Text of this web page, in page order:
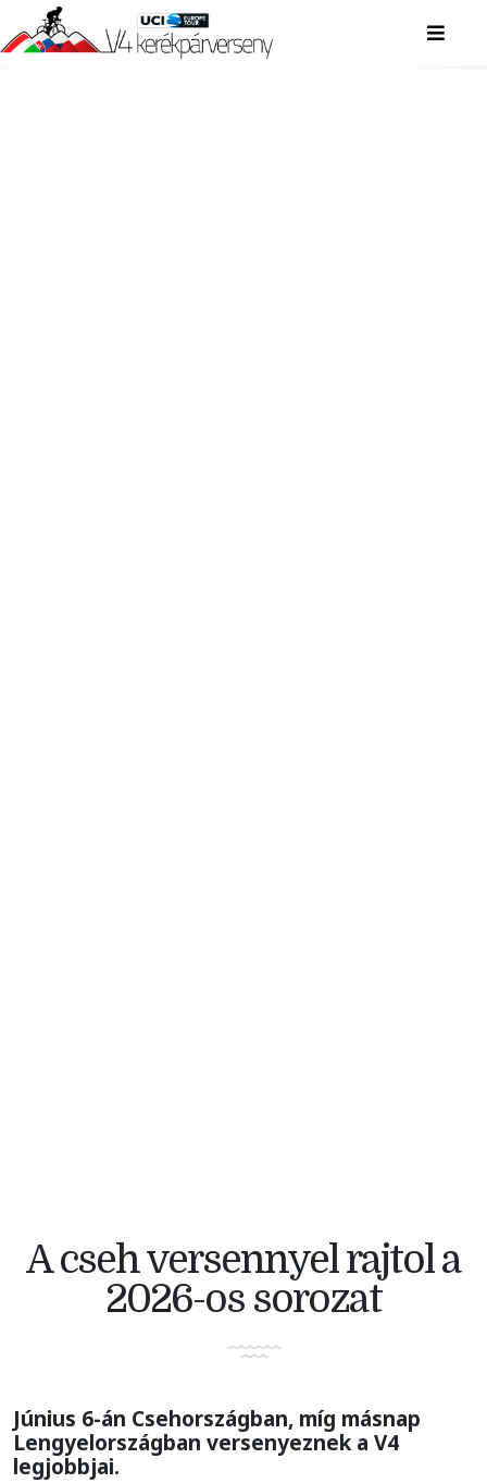
A cseh versennyel rajtol a
2026-os sorozat
Június 6-án Csehországban, míg másnap
Lengyelországban versenyeznek a V4
legjobbjai.